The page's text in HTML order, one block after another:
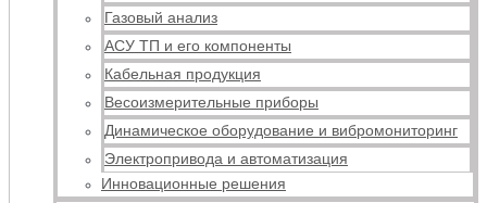
Газовый анализ
АСУ ТП и его компоненты
Кабельная продукция
Весоизмерительные приборы
Динамическое оборудование и вибромониторинг
Электропривода и автоматизация
Инновационные решения